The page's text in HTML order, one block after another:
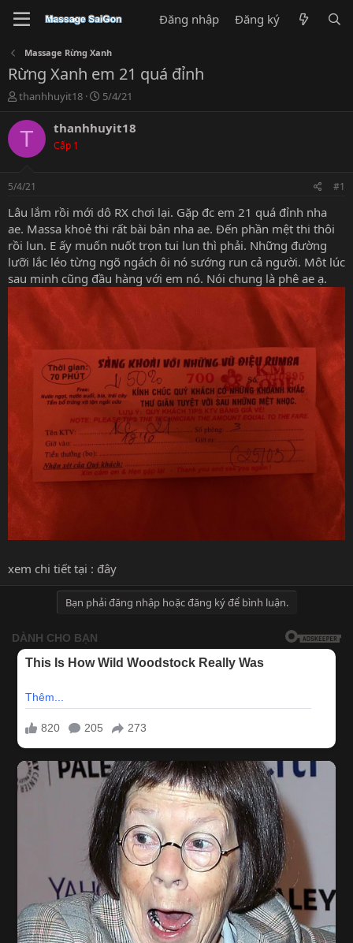
Đăng nhập Đăng ký
Massage Rừng Xanh
Rừng Xanh em 21 quá đỉnh
T
r
a
s
t
a
t
e
r
thanhhuyit18
N
à
y
5/4/21
T thanhhuyit18
Cấp 1
5/4/21 #1
Lâu lắm rồi mới dô RX chơi lại. Gặp đc em 21 quá đỉnh nha
ae. Massa khoẻ thi rất bài bản nha ae. Đến phần mệt thi thôi
rồi lun. E ấy muốn nuốt trọn tui lun thì phải. Những đường
lưỡi lắc léo từng ngõ ngách ôi nó sướng run cả người. Môt lúc
sau minh cũng đầu hàng với em nó. Nói chung là phê ae ạ.
xem chi tiết tại : đây
Bạn phải đăng nhập hoặc đăng ký để bình luận.